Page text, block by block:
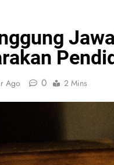
Ago 0 2 Mins